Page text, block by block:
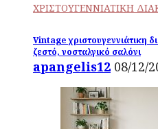
ΧΡΙΣΤΟΥΓΕΝΝΙΑΤΙΚΗ
Vintage χριστουγεννιάτικη
ζεστό, νοσταλγικό σαλόνι
apangelis12 08/12/